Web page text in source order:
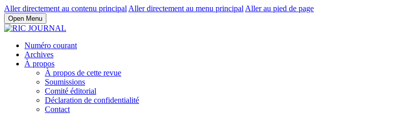
Aller directement au contenu principal Aller directement au menu principal Aller au pied de page
Open Menu
Numéro courant
Archives
À propos
À propos de cette revue
Soumissions
Comité éditorial
Déclaration de confidentialité
Contact